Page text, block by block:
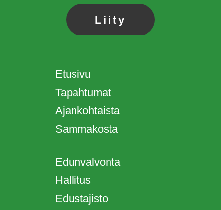
Liity
Etusivu
Tapahtumat
Ajankohtaista
Sammakosta
Edunvalvonta
Hallitus
Edustajisto